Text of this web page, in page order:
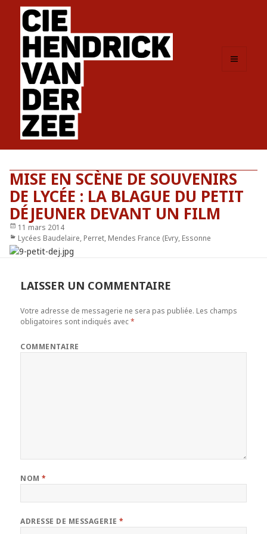
MISE EN SCÈNE DE SOUVENIRS
DE LYCÉE : LA BLAGUE DU PETIT
DÉJEUNER DEVANT UN FILM
Publié
le
11 mars 2014
Catégories
Lycées Baudelaire, Perret, Mendes France (Evry, Essonne
LAISSER UN COMMENTAIRE
Votre adresse de messagerie ne sera pas publiée. Les champs
obligatoires sont indiqués avec*
COMMENTAIRE
NOM*
ADRESSE DE MESSAGERIE*